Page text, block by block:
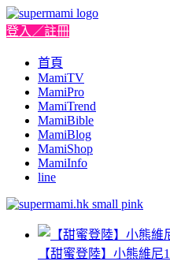
登入／註冊
首頁
MamiTV
MamiPro
MamiTrend
MamiBible
MamiBlog
MamiShop
MamiInfo
line
【甜蜜登陸】小熊維